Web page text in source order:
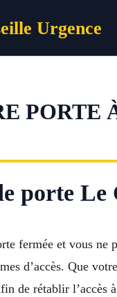
Urgence
PORTE
porte Le
fermée et vous
d’accès. Que
de rétablir